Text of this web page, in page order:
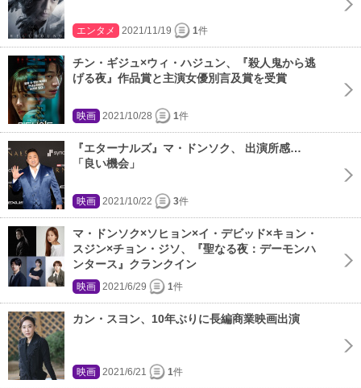
エンタメ 2021/11/19 1件
チン・ギジュ×ウィ・ハジュン、『殺人鬼から逃
げる夜』作品賞と主演女優別言及賞を受賞
映画 2021/10/28 1件
『エターナルズ』マ・ドンソク、 出演所感…
「良い機会」
映画 2021/10/22 3件
マ・ドンソク×ソヒョン×イ・デビッド×キョン・
スジン×チョン・ジソ、『聖なる夜：デーモンハ
ンタース』クランクイン
映画 2021/6/29 1件
カン・スヨン、10年ぶりに長編商業映画出演
映画 2021/6/21 1件